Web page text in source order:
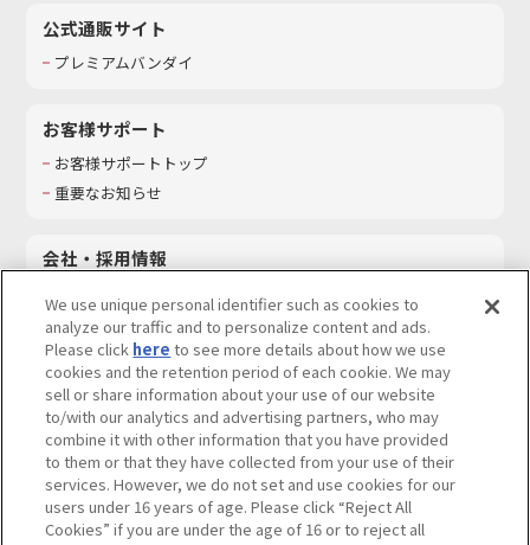
公式通販サイト
プレミアムバンダイ
お客様サポート
お客様サポートトップ
重要なお知らせ
会社・採用情報
採用情報
サステナビリティ
お問い合わせ
ウェブサイトご利用条件 ソーシャルメディアポリシー
個人情報及び特定個人情報等の取り扱いに関する保護方針
We use unique personal identifier such as cookies to
analyze our traffic and to personalize content and ads.
Please click here to see more details about how we use
cookies and the retention period of each cookie. We may
sell or share information about your use of our website
to/with our analytics and advertising partners, who may
combine it with other information that you have provided
to them or that they have collected from your use of their
services. However, we do not set and use cookies for our
users under 16 years of age. Please click “Reject All
Cookies” if you are under the age of 16 or to reject all